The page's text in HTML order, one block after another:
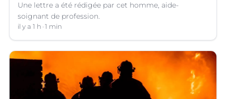
Une lettre a été rédigée par cet homme, aide-
soignant de profession.
il y a 1 h 1 min